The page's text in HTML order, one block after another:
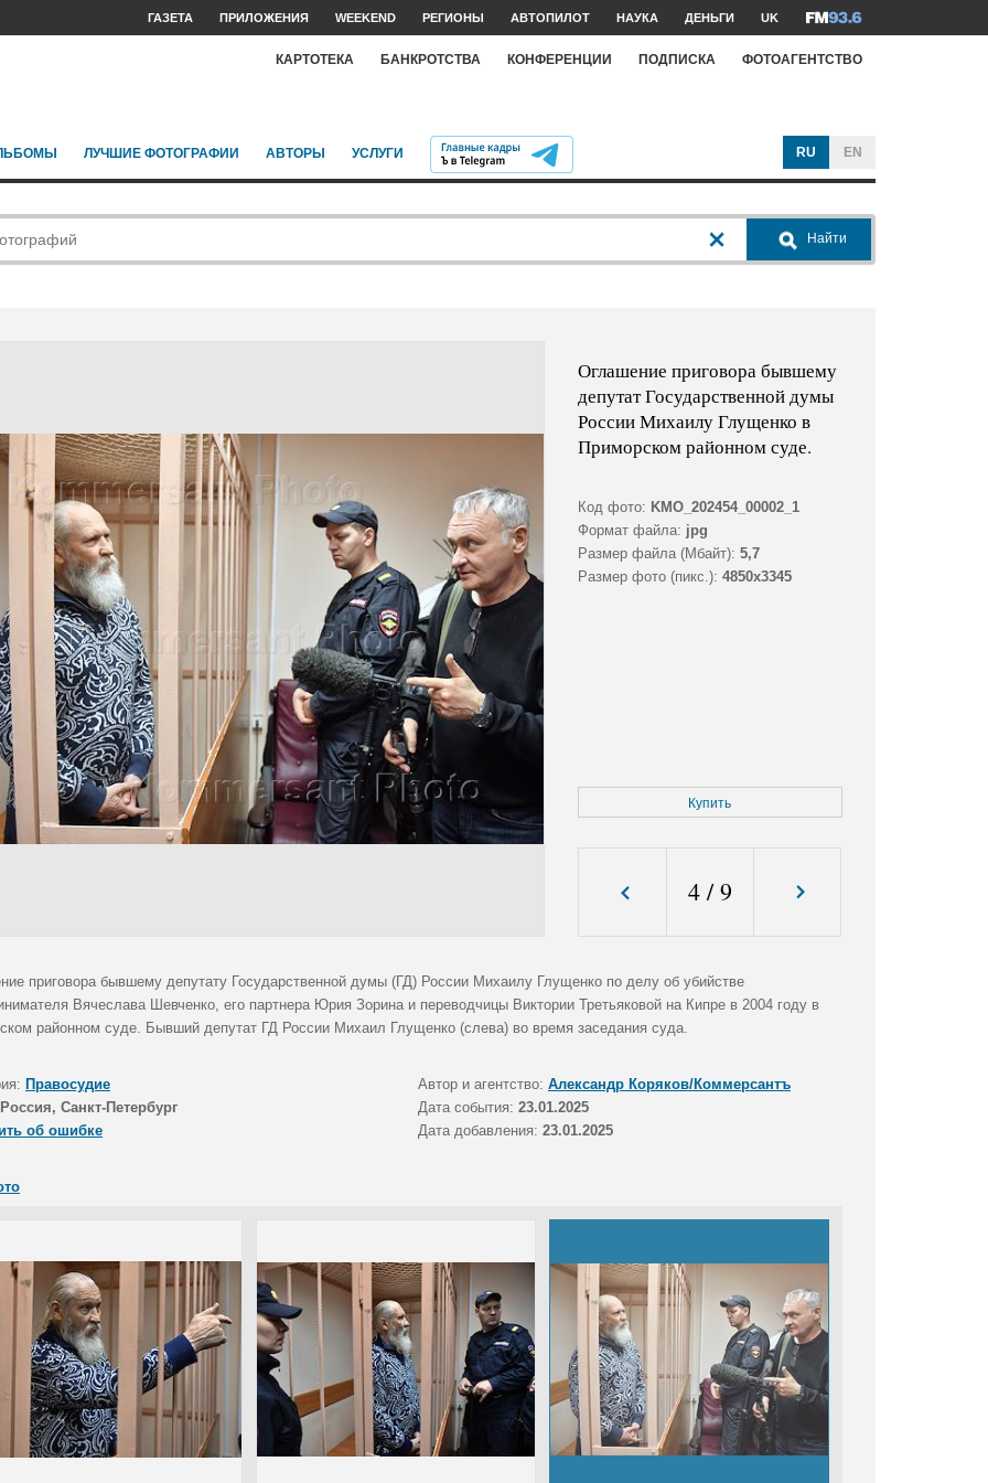
ГАЗЕТА ПРИЛОЖЕНИЯ WEEKEND РЕГИОНЫ АВТОПИЛОТ НАУКА ДЕНЬГИ UK
КАРТОТЕКА БАНКРОТСТВА КОНФЕРЕНЦИИ ПОДПИСКА ФОТОАГЕНТСТВО
ЛУЧШИЕ ФОТОГРАФИИ АВТОРЫ УСЛУГИ RU EN
Найти
Оглашение приговора бывшему
депутат Государственной думы
России Михаилу Глущенко в
Приморском районном суде.
Код фото: KMO_202454_00002_1
Формат файла: jpg
Размер файла (Мбайт): 5,7
Размер фото (пикс.): 4850x3345
Купить
4/9
приговора бывшему депутату Государственной думы (ГД) России Михаилу Глущенко по делу об убийстве
Вячеслава Шевченко, его партнера Юрия Зорина и переводчицы Виктории Третьяковой на Кипре в 2004 году в
районном суде. Бывший депутат ГД России Михаил Глущенко (слева) во время заседания суда.
Правосудие Автор и агентство: Александр Коряков/Коммерсантъ
Россия, Санкт-Петербург Дата события: 23.01.2025
об ошибке
Дата добавления: 23.01.2025